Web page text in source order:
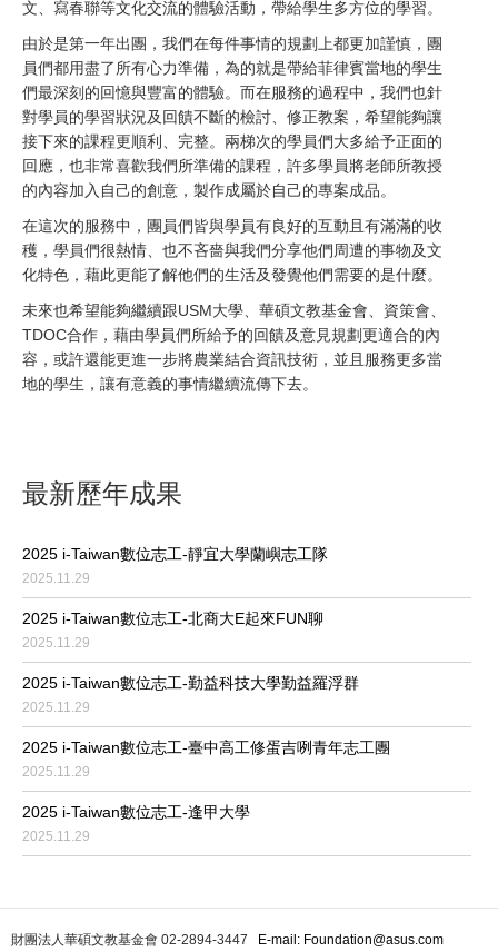
文、寫春聯等文化交流的體驗活動，帶給學生多方位的學習。
由於是第一年出團，我們在每件事情的規劃上都更加謹慎，團
員們都用盡了所有心力準備，為的就是帶給菲律賓當地的學生
們最深刻的回憶與豐富的體驗。而在服務的過程中，我們也針
對學員的學習狀況及回饋不斷的檢討、修正教案，希望能夠讓
接下來的課程更順利、完整。兩梯次的學員們大多給予正面的
回應，也非常喜歡我們所準備的課程，許多學員將老師所教授
的內容加入自己的創意，製作成屬於自己的專案成品。
在這次的服務中，團員們皆與學員有良好的互動且有滿滿的收
穫，學員們很熱情、也不吝嗇與我們分享他們周遭的事物及文
化特色，藉此更能了解他們的生活及發覺他們需要的是什麼。
未來也希望能夠繼續跟USM大學、華碩文教基金會、資策會、
TDOC合作，藉由學員們所給予的回饋及意見規劃更適合的內
容，或許還能更進一步將農業結合資訊技術，並且服務更多當
地的學生，讓有意義的事情繼續流傳下去。
最新歷年成果
2025 i-Taiwan數位志工-靜宜大學蘭嶼志工隊
2025.11.29
2025 i-Taiwan數位志工-北商大E起來FUN聊
2025.11.29
2025 i-Taiwan數位志工-勤益科技大學勤益羅浮群
2025.11.29
2025 i-Taiwan數位志工-臺中高工修蛋吉咧青年志工團
2025.11.29
2025 i-Taiwan數位志工-逢甲大學
2025.11.29
財團法人華碩文教基金會 02-2894-3447 E-mail: Foundation@asus.com